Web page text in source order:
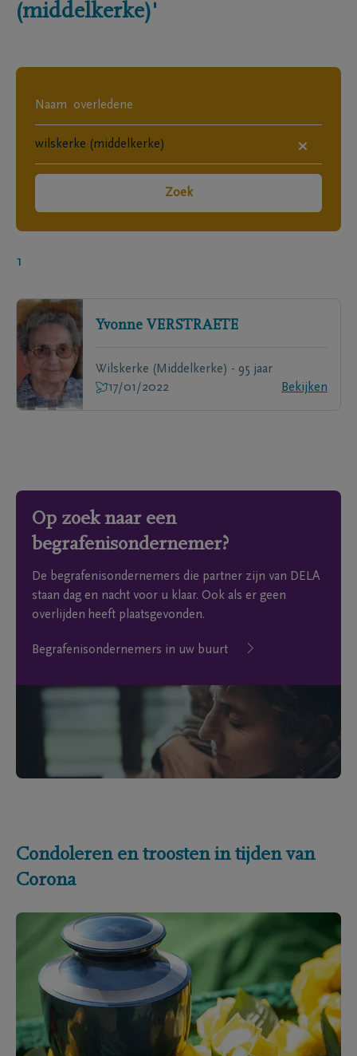
(middelkerke)'
×
Zoek
1
Yvonne VERSTRAETE
Wilskerke (Middelkerke) - 95 jaar
17/01/2022
Bekijken
Op zoek naar een
begrafenisondernemer?
De begrafenisondernemers die partner zijn van DELA
staan dag en nacht voor u klaar. Ook als er geen
overlijden heeft plaatsgevonden.
Begrafenisondernemers in uw buurt
Condoleren en troosten in tijden van
Corona